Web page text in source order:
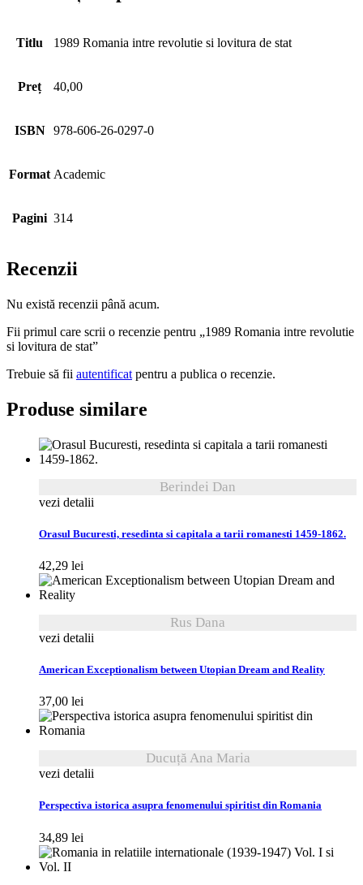
Titlu 1989 Romania intre revolutie si lovitura de stat
Preț 40,00
ISBN 978-606-26-0297-0
Format Academic
Pagini 314
Recenzii
Nu există recenzii până acum.
Fii primul care scrii o recenzie pentru „1989 Romania intre revolutie
si lovitura de stat”
Trebuie să fii autentificat pentru a publica o recenzie.
Produse similare
Berindei Dan
vezi detalii
Orasul Bucuresti, resedinta si capitala a tarii romanesti 1459-1862.
42,29 lei
Rus Dana
vezi detalii
American Exceptionalism between Utopian Dream and Reality
37,00 lei
Ducuță Ana Maria
vezi detalii
Perspectiva istorica asupra fenomenului spiritist din Romania
34,89 lei